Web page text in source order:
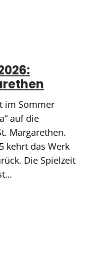
im Sommer
auf die
Margarethen.
kehrt das Werk
Die Spielzeit